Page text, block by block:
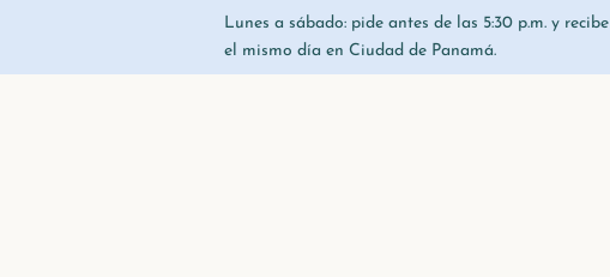
Lunes a sábado: pide antes de las 5:30 p.m. y recibe
el mismo día en Ciudad de Panamá.